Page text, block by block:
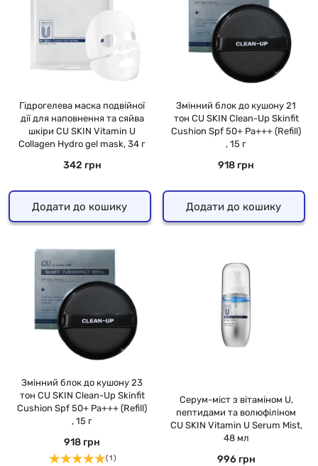
Гідрогелева маска подвійної
дії для наповнення та сяйва
шкіри CU SKIN Vitamin U
Collagen Hydro gel mask, 34 г
342 грн
Додати до кошику
Змінний блок до кушону 21
тон CU SKIN Clean-Up Skinfit
Cushion Spf 50+ Pa+++ (Refill)
, 15 г
918 грн
Додати до кошику
Змінний блок до кушону 23
тон CU SKIN Clean-Up Skinfit
Cushion Spf 50+ Pa+++ (Refill)
, 15 г
918 грн
( 1 )
Серум-міст з вітаміном U,
пептидами та волюфіліном
CU SKIN Vitamin U Serum Mist,
48 мл
996 грн